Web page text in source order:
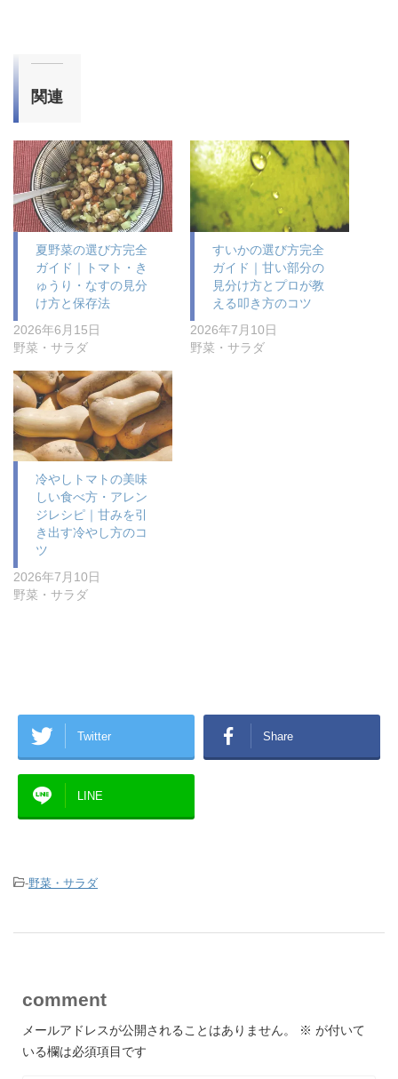
関連
夏野菜の選び方完全
ガイド｜トマト・き
ゅうり・なすの見分
け方と保存法
2026年6月15日
野菜・サラダ
すいかの選び方完全
ガイド｜甘い部分の
見分け方とプロが教
える叩き方のコツ
2026年7月10日
野菜・サラダ
冷やしトマトの美味
しい食べ方・アレン
ジレシピ｜甘みを引
き出す冷やし方のコ
ツ
2026年7月10日
野菜・サラダ
Twitter Share
LINE
-野菜・サラダ
comment
メールアドレスが公開されることはありません。 ※ が付いて
いる欄は必須項目です